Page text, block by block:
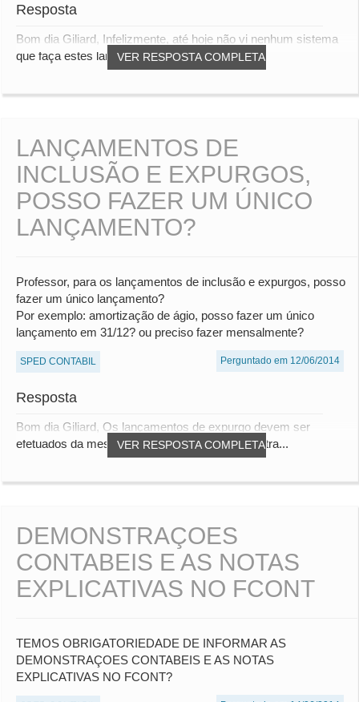
Resposta
VER RESPOSTA COMPLETA
Bom dia Giliard, Infelizmente, até hoje não vi nenhum sistema
que faça estes lançamentos de expurgo...
LANÇAMENTOS DE
INCLUSÃO E EXPURGOS,
POSSO FAZER UM ÚNICO
LANÇAMENTO?
Professor, para os lançamentos de inclusão e expurgos, posso
fazer um único lançamento?
Por exemplo: amortização de ágio, posso fazer um único
lançamento em 31/12? ou preciso fazer mensalmente?
SPED CONTABIL Perguntado em 12/06/2014
Resposta
VER RESPOSTA COMPLETA
Bom dia Giliard, Os lançamentos de expurgo devem ser
efetuados da mesma forma em que foram registra...
DEMONSTRAÇOES
CONTABEIS E AS NOTAS
EXPLICATIVAS NO FCONT
TEMOS OBRIGATORIEDADE DE INFORMAR AS
DEMONSTRAÇOES CONTABEIS E AS NOTAS
EXPLICATIVAS NO FCONT?